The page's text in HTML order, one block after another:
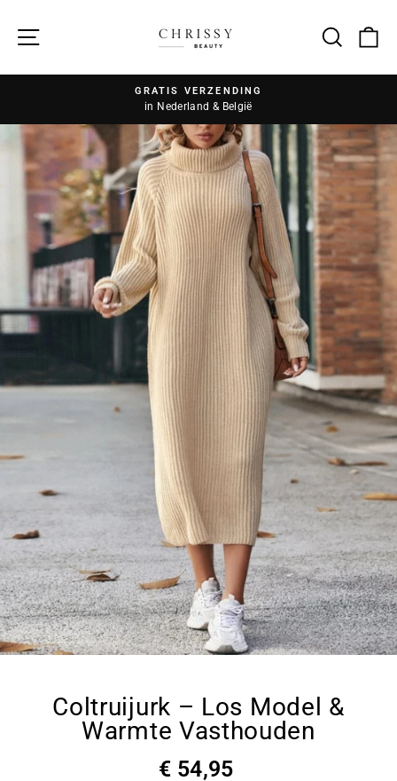
Zoek
GRATIS VERZENDING
in Nederland & België
Coltruijurk – Los Model &
Warmte Vasthouden
€ 54,95